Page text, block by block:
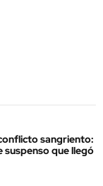
sangriento:
suspenso que llegó